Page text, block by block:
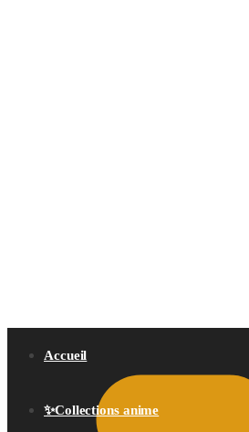
Accueil
✨Collections anime